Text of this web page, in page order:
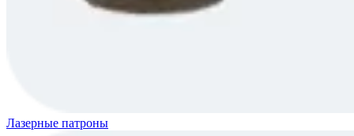
Лазерные патроны